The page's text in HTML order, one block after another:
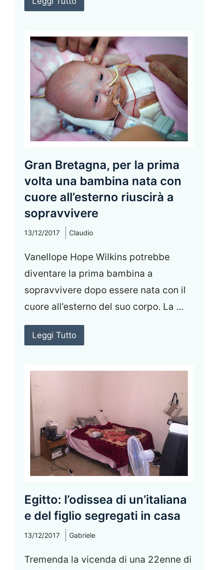
Gran Bretagna, per la prima
volta una bambina nata con
cuore all’esterno riuscirà a
sopravvivere
13/12/2017 Claudio
Vanellope Hope Wilkins potrebbe
diventare la prima bambina a
sopravvivere dopo essere nata con il
cuore all’esterno del suo corpo. La ...
Leggi Tutto
Egitto: l’odissea di un’italiana
e del figlio segregati in casa
13/12/2017 Gabriele
Tremenda la vicenda di una 22enne di